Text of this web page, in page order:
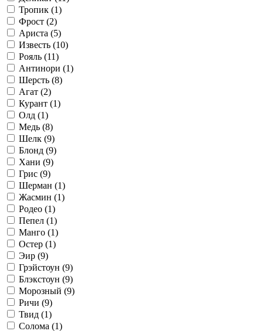
Тропик (1)
Фрост (2)
Ариста (5)
Известь (10)
Рояль (11)
Антинори (1)
Шерсть (8)
Агат (2)
Курант (1)
Олд (1)
Медь (8)
Шелк (9)
Блонд (9)
Хани (9)
Грис (9)
Шерман (1)
Жасмин (1)
Родео (1)
Пепел (1)
Манго (1)
Остер (1)
Эир (9)
Грэйстоун (9)
Блэкстоун (9)
Морозный (9)
Ричи (9)
Твид (1)
Солома (1)